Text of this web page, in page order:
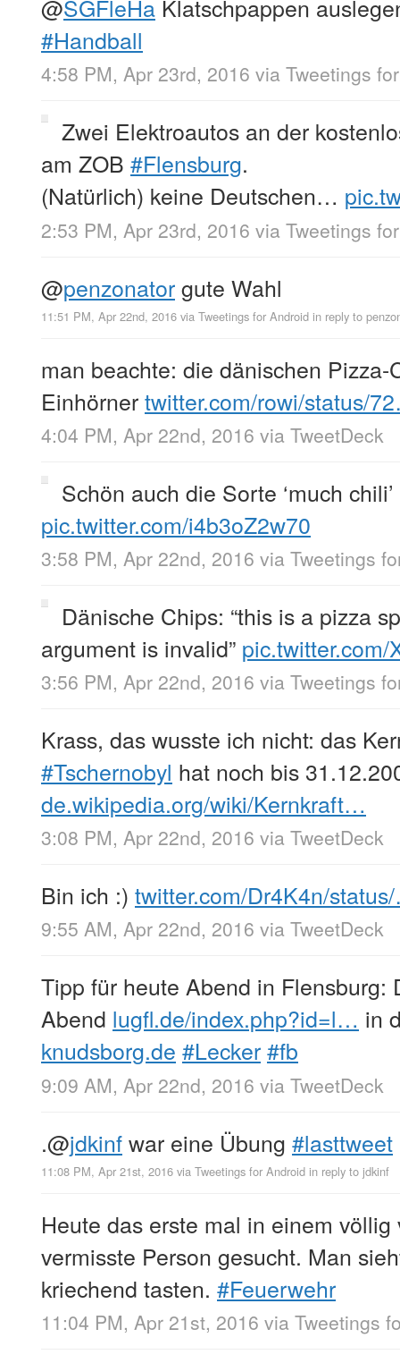
@SGFleHa Klatschpappen
#Handball
4:58 PM, Apr 23rd, 2016 via Tweetings
Zwei Elektroautos an der
am ZOB #Flensburg.
(Natürlich) keine Deutschen…
2:53 PM, Apr 23rd, 2016 via Tweetings
@penzonatorgute Wahl
11:51 PM, Apr 22nd, 2016 via Tweetings for Android in reply to
man beachte: die dänischen Pizza-
Einhörnertwitter.com/rowi/status/
4:04 PM, Apr 22nd, 2016 via TweetDeck
Schön auch die Sorte ‘much chili’
pic.twitter.com/i4b3oZ2w70
3:58 PM, Apr 22nd, 2016 via Tweetings
Dänische Chips: “this is a pizza
argument is invalid” pic.twitter.com/
3:56 PM, Apr 22nd, 2016 via Tweetings
Krass, das wusste ich nicht: das
#Tschernobyl hat noch bis
de.wikipedia.org/wiki/Kernkraft…
3:08 PM, Apr 22nd, 2016 via TweetDeck
Bin ich :) twitter.com/Dr4K4n/
9:55 AM, Apr 22nd, 2016 via TweetDeck
Tipp für heute Abend in Flensburg:
Abend lugfl.de/index.php?id=l… in
knudsborg.de #Lecker#fb
9:09 AM, Apr 22nd, 2016 via TweetDeck
.@jdkinfwar eine Übung #lasttweet
11:08 PM, Apr 21st, 2016 via Tweetings for Android in reply to jdkinf
Heute das erste mal in einem
vermisste Person gesucht. Man
kriechend tasten. #Feuerwehr
11:04 PM, Apr 21st, 2016 via Tweetings